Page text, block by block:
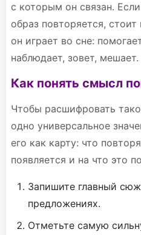
с которым он связан.
образ повторяется,
он играет во сне:
наблюдает, зовет, мешает.
Как понять смысл
Чтобы расшифровать
одно универсальное
его как карту: что
появляется и на что это
Запишите главный
предложениях.
Отметьте самую